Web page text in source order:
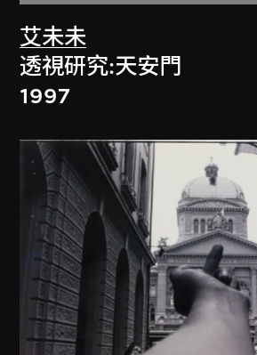
艾未未
透視研究:天安門
1997